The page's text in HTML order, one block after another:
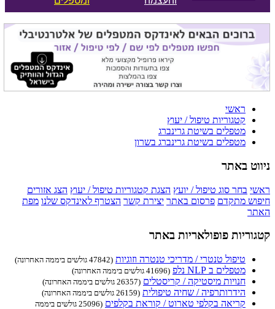
ראשי
קטגוריות טיפול / יעוץ
מטפלים בשיטת גרינברג
מטפלים בשיטת גרינברג בשרון
ניווט באתר
ראשי בחר סוג טיפול / יועץ הצגת קטגוריות טיפול / יעוץ הצג אזורים
חיפוש מתקדם פרסום באתר יצירת קשר הצטרף לאינדקס שלנו מפת
האתר
קטגוריות פופולאריות באתר
טיפול טנטרי / מדריכי טנטרה וזוגיות (47842 גולשים ביממה האחרונה)
מטפלים ב NLP נלפ (41696 גולשים ביממה האחרונה)
חנויות מיסטיקה / קריסטלים (26357 גולשים ביממה האחרונה)
הידרותרפיה / שחיה טיפולית (26159 גולשים ביממה האחרונה)
קריאה בקלפי טארוט / קוראת בקלפים
(25096 גולשים ביממה